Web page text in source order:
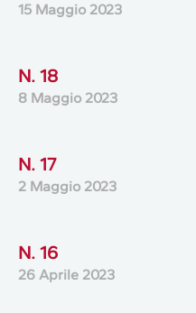
15 Maggio 2023
N. 18
8 Maggio 2023
N. 17
2 Maggio 2023
N. 16
26 Aprile 2023